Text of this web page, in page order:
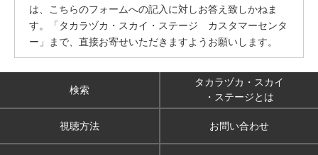
は、こちらのフォームへの記入に対しお答え致しかねま
す。「タカラヅカ・スカイ・ステージ カスタマーセンタ
ー」まで、直接お寄せいただきますようお願いします。
検索
タカラヅカ・スカイ
・ステージとは
視聴方法 お問い合わせ